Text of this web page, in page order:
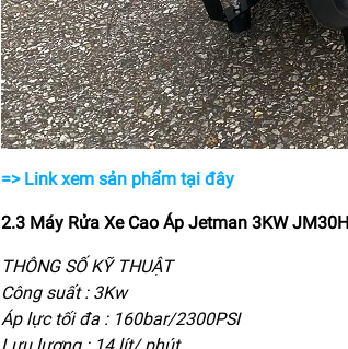
=> Link xem sản phẩm tại đây
2.3 Máy Rửa Xe Cao Áp Jetman 3KW JM30H
THÔNG SỐ KỸ THUẬT
Công suất : 3Kw
Áp lực tối đa : 160bar/2300PSI